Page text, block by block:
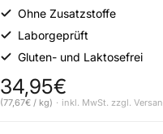
Ohne Zusatzstoffe
Laborgeprüft
Gluten- und Laktosefrei
34,95€
Normaler PreisGrundpreis
(77,67€ / kg) inkl. MwSt. zzgl.